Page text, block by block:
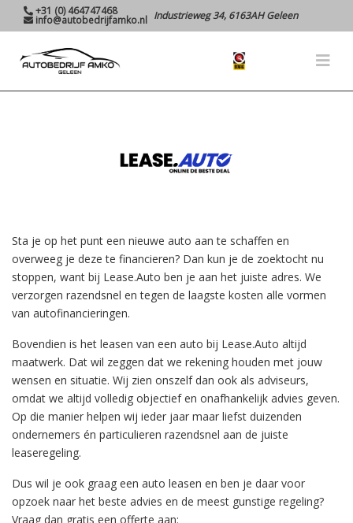
+31 (0) 464747468
info@autobedrijfamko.nl Industrieweg 34, 6163AH Geleen
Sta je op het punt een nieuwe auto aan te schaffen en
overweeg je deze te financieren? Dan kun je de zoektocht nu
stoppen, want bij Lease.Auto ben je aan het juiste adres. We
verzorgen razendsnel en tegen de laagste kosten alle vormen
van autofinancieringen.
Bovendien is het leasen van een auto bij Lease.Auto altijd
maatwerk. Dat wil zeggen dat we rekening houden met jouw
wensen en situatie. Wij zien onszelf dan ook als adviseurs,
omdat we altijd volledig objectief en onafhankelijk advies geven.
Op die manier helpen wij ieder jaar maar liefst duizenden
ondernemers én particulieren razendsnel aan de juiste
leaseregeling.
Dus wil je ook graag een auto leasen en ben je daar voor
opzoek naar het beste advies en de meest gunstige regeling?
Vraag dan gratis een offerte aan: